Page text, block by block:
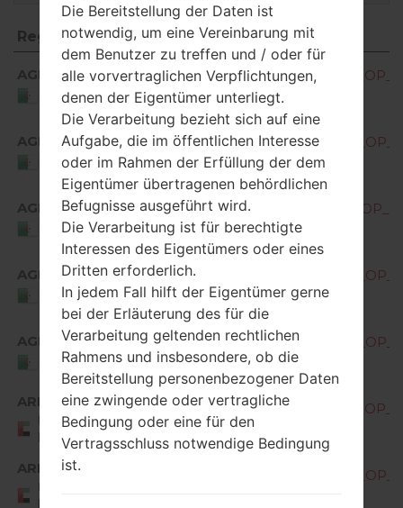
Region
Dateiname
Region
Dateiname
AGR
Algeria
AGR
Algeria
AGR
Algeria
AGR
Algeria
AGR
Algeria
ARE
United Arab
Emirates
ARE
United Arab
Emirates
Die Bereitstellung der Daten ist
notwendig, um eine Vereinbarung mit
dem Benutzer zu treffen und / oder für
alle vorvertraglichen Verpflichtungen,
denen der Eigentümer unterliegt.
Die Verarbeitung bezieht sich auf eine
Aufgabe, die im öffentlichen Interesse
oder im Rahmen der Erfüllung der dem
Eigentümer übertragenen behördlichen
Befugnisse ausgeführt wird.
Die Verarbeitung ist für berechtigte
Interessen des Eigentümers oder eines
Dritten erforderlich.
In jedem Fall hilft der Eigentümer gerne
bei der Erläuterung des für die
Verarbeitung geltenden rechtlichen
Rahmens und insbesondere, ob die
Bereitstellung personenbezogener Daten
eine zwingende oder vertragliche
Bedingung oder eine für den
Vertragsschluss notwendige Bedingung
ist.